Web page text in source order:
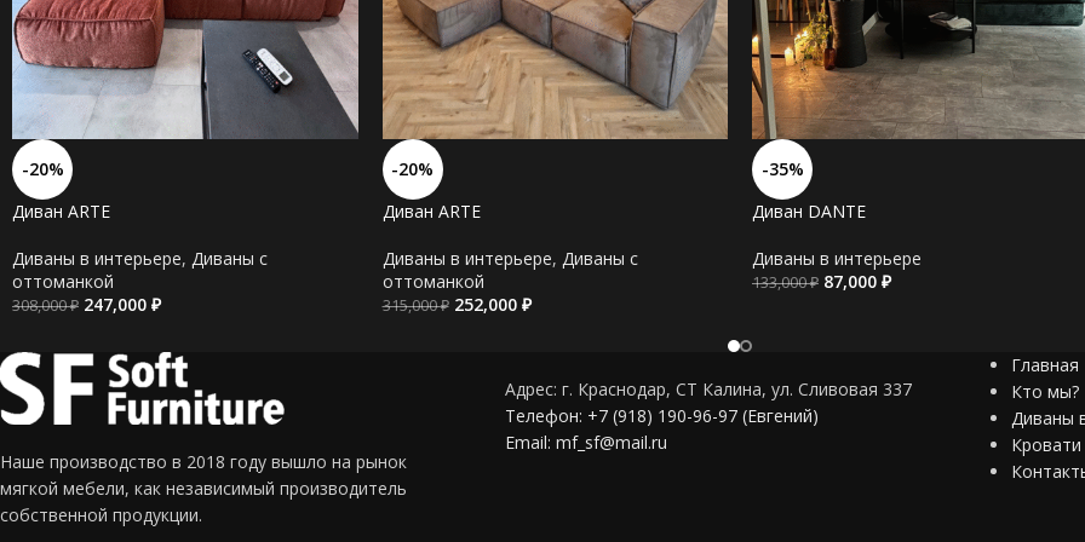
*ППУ разной плотности и разных
мягкости, мы соберем наполнение по
разной латексированой пены.
Наполнение подушек:
*Гипоаллергенный пух
Материал обивки:
*Велюр
*Замша
*Рогожка
*В нашем ассортименте есть более
Мы сделаем диван по Вашим размерам
Мы сделаем диван по Вашему дизайн
-20%
Диван ARTE
Диваны в интерьере, Диваны c
оттоманкой
308,000₽ 247,000 ₽
-20%
Диван ARTE
Диваны в интерьере, Диваны c
оттоманкой
315,000₽ 252,000 ₽
-35%
Диван DANTE
Диваны в интерьере
133,000₽ 87,000 ₽
Наше производство в 2018 году вышло на рынок
мягкой мебели, как независимый производитель
собственной продукции.
Адрес: г. Краснодар, СТ Калина, ул. Сливовая 337
Телефон: +7 (918) 190-96-97 (Евгений)
Email: mf_sf@mail.ru
Главная
Кто мы?
Диваны
Кровати